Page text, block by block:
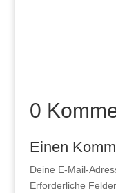
0
Einen
Deine E-Mail-
Erforderliche